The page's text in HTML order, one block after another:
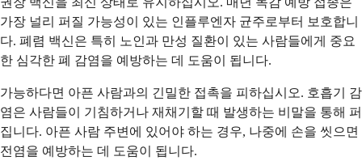
가장 널리 퍼질 가능성이 있는 인플루엔자 균주로부터 보호합니
다. 폐렴 백신은 특히 노인과 만성 질환이 있는 사람들에게 중요
한 심각한 폐 감염을 예방하는 데 도움이 됩니다.
가능하다면 아픈 사람과의 긴밀한 접촉을 피하십시오. 호흡기 감
염은 사람들이 기침하거나 재채기할 때 발생하는 비말을 통해 퍼
집니다. 아픈 사람 주변에 있어야 하는 경우, 나중에 손을 씻으면
전염을 예방하는 데 도움이 됩니다.